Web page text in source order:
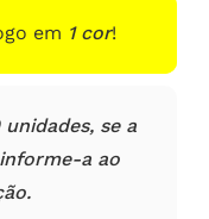
em 1 cor!
se a
a ao